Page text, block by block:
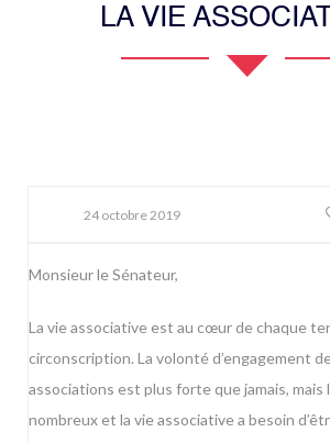
LA VIE
24 octobre 2019
Monsieur le Sénateur,
La vie associative est au cœur de chaque
circonscription. La volonté d’engagement
associations est plus forte que jamais, mais
nombreux et la vie associative a besoin